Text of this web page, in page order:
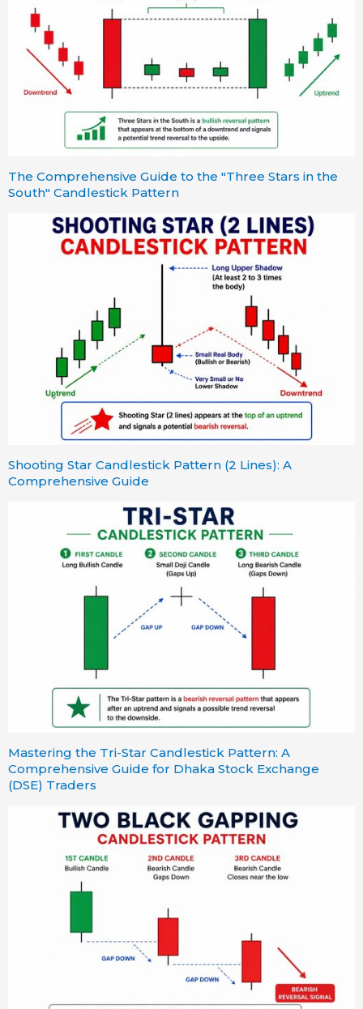
The Comprehensive Guide to the "Three Stars in the
South" Candlestick Pattern
Shooting Star Candlestick Pattern (2 Lines): A
Comprehensive Guide
Mastering the Tri-Star Candlestick Pattern: A
Comprehensive Guide for Dhaka Stock Exchange
(DSE) Traders